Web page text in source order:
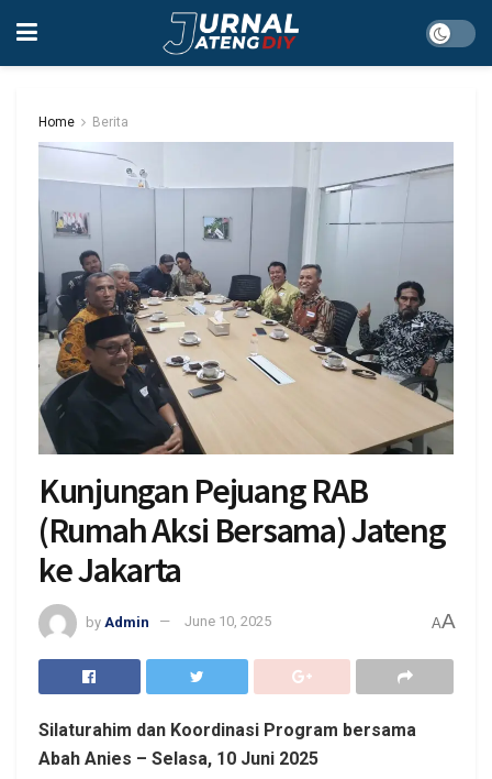
Home Berita
Kunjungan Pejuang RAB
(Rumah Aksi Bersama) Jateng
ke Jakarta
by Admin June 10, 2025 AA
Silaturahim dan Koordinasi Program bersama
Abah Anies – Selasa, 10 Juni 2025